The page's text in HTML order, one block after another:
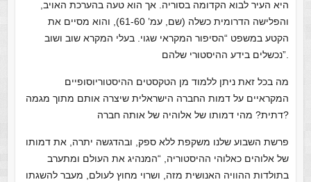
היא העיר לבוא הקדומה בסוריה. אך הוא טעה בהערכת האויב,
והפלישה הדרומית כשלה (שם, עמ’ 61-60), והוא מסיים את
הקטע במשפט “הסיפור המקראי שגוי. בעלי המקרא שוב ושוב
נכשלים בידע ההיסטורי שלהם”.
מה בכל זאת ניתן ללמוד מן הטקסטים ההיסטוריוסופיים
המקראיים על דמות החברה הישראלית שיצרה אותם מתוך מגמה
דתית? מהי דמותו של אלוהיה של אותה חברה?
פרשת השבוע שלנו משקפת ללא ספק, ובהדגשה יתרה, את דמותו
של אלוהים כאלוהי ההיסטוריה, “המנהיג את העולם ומתערב
בתולדות ההוויה האנושית מזה, ושרוי מחוץ לעולם, מעבר להשגתו